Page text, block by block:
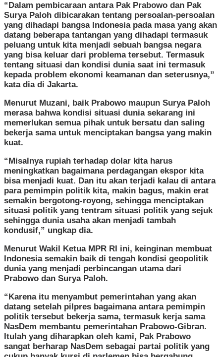
“Dalam pembicaraan antara Pak Prabowo dan Pak
Surya Paloh dibicarakan tentang persoalan-persoalan
yang dihadapi bangsa Indonesia pada masa yang akan
datang beberapa tantangan yang dihadapi termasuk
peluang untuk kita menjadi sebuah bangsa negara
yang bisa keluar dari problema tersebut. Termasuk
tentang situasi dan kondisi dunia saat ini termasuk
kepada problem ekonomi keamanan dan seterusnya,”
kata dia di Jakarta.
Menurut Muzani, baik Prabowo maupun Surya Paloh
merasa bahwa kondisi situasi dunia sekarang ini
memerlukan semua pihak untuk bersatu dan saling
bekerja sama untuk menciptakan bangsa yang makin
kuat.
“Misalnya rupiah terhadap dolar kita harus
meningkatkan bagaimana perdagangan ekspor kita
bisa menjadi kuat. Dan itu akan terjadi kalau di antara
para pemimpin politik kita, makin bagus, makin erat
semakin bergotong-royong, sehingga menciptakan
situasi politik yang tentram situasi politik yang sejuk
sehingga dunia usaha akan menjadi tambah
kondusif,” ungkap dia.
Menurut Wakil Ketua MPR RI ini, keinginan membuat
Indonesia semakin baik di tengah kondisi geopolitik
dunia yang menjadi perbincangan utama dari
Prabowo dan Surya Paloh.
“Karena itu menyambut pemerintahan yang akan
datang setelah pilpres bagaimana antara pemimpin
politik tersebut bekerja sama, termasuk kerja sama
NasDem membantu pemerintahan Prabowo-Gibran.
Itulah yang diharapkan oleh kami, Pak Prabowo
sangat berharap NasDem sebagai partai politik yang